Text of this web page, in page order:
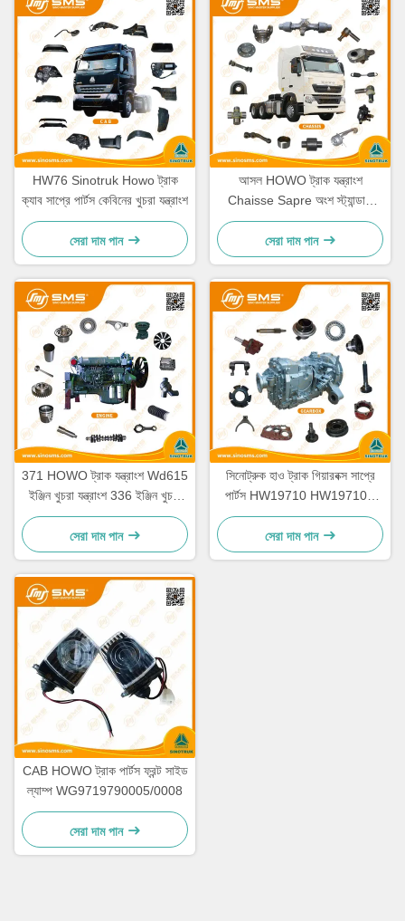
HW76 Sinotruk Howo ট্রাক
ক্যাব সাপ্রে পার্টস কেবিনের খুচরা যন্ত্রাংশ
সেরা দাম পান
আসল HOWO ট্রাক যন্ত্রাংশ
Chaisse Sapre অংশ স্ট্যান্ডার্ড
আকার
সেরা দাম পান
371 HOWO ট্রাক যন্ত্রাংশ Wd615
ইঞ্জিন খুচরা যন্ত্রাংশ 336 ইঞ্জিন খুচরা
যন্ত্রাংশ
সেরা দাম পান
সিনোট্রুক হাও ট্রাক গিয়ারবক্স সাপ্রে
পার্টস HW19710 HW19710T
HW19712
সেরা দাম পান
CAB HOWO ট্রাক পার্টস ফ্রন্ট সাইড
ল্যাম্প WG9719790005/0008
সেরা দাম পান